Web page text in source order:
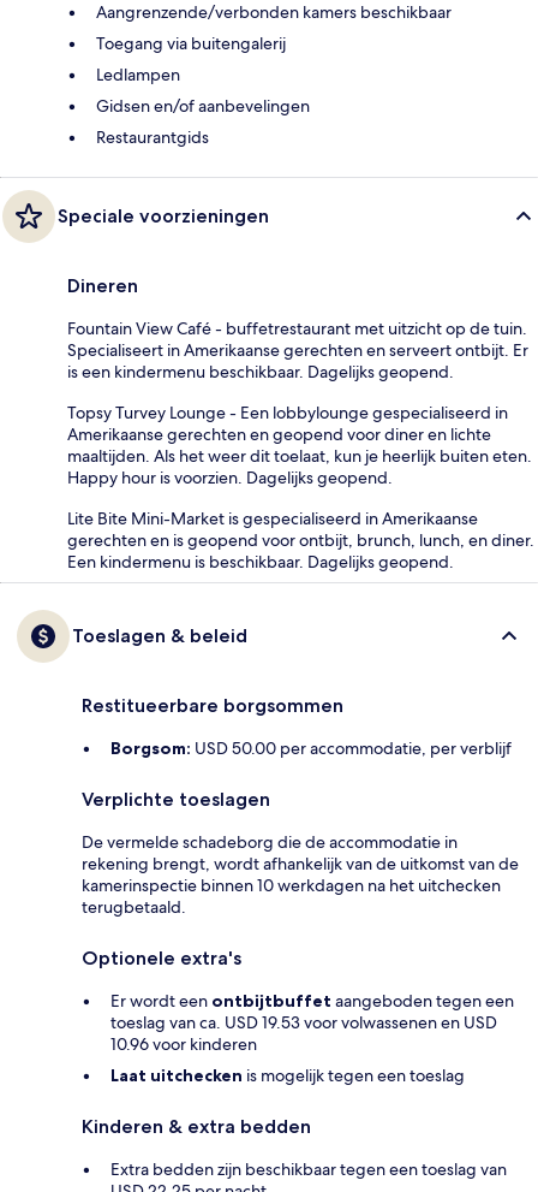
Aangrenzende/verbonden kamers beschikbaar
Toegang via buitengalerij
Ledlampen
Gidsen en/of aanbevelingen
Restaurantgids
Speciale voorzieningen
Dineren
Fountain View Café - buffetrestaurant met uitzicht op de tuin.
Specialiseert in Amerikaanse gerechten en serveert ontbijt. Er
is een kindermenu beschikbaar. Dagelijks geopend.
Topsy Turvey Lounge - Een lobbylounge gespecialiseerd in
Amerikaanse gerechten en geopend voor diner en lichte
maaltijden. Als het weer dit toelaat, kun je heerlijk buiten eten.
Happy hour is voorzien. Dagelijks geopend.
Lite Bite Mini-Market is gespecialiseerd in Amerikaanse
gerechten en is geopend voor ontbijt, brunch, lunch, en diner.
Een kindermenu is beschikbaar. Dagelijks geopend.
Toeslagen & beleid
Restitueerbare borgsommen
Borgsom: USD 50.00 per accommodatie, per verblijf
Verplichte toeslagen
De vermelde schadeborg die de accommodatie in
rekening brengt, wordt afhankelijk van de uitkomst van de
kamerinspectie binnen 10 werkdagen na het uitchecken
terugbetaald.
Optionele extra's
Er wordt een ontbijtbuffet aangeboden tegen een
toeslag van ca. USD 19.53 voor volwassenen en USD
10.96 voor kinderen
Laat uitchecken is mogelijk tegen een toeslag
Kinderen & extra bedden
Extra bedden zijn beschikbaar tegen een toeslag van